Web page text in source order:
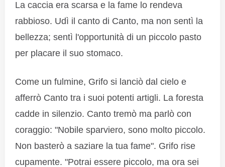
La caccia era scarsa e la fame lo rendeva
rabbioso. Udì il canto di Canto, ma non sentì la
bellezza; sentì l'opportunità di un piccolo pasto
per placare il suo stomaco.
Come un fulmine, Grifo si lanciò dal cielo e
afferrò Canto tra i suoi potenti artigli. La foresta
cadde in silenzio. Canto tremò ma parlò con
coraggio: "Nobile sparviero, sono molto piccolo.
Non basterò a saziare la tua fame". Grifo rise
cupamente. "Potrai essere piccolo, ma ora sei